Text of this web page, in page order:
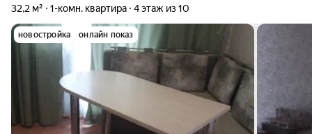
32,2 м² 1-комн. квартира 4 этаж из 10
новостройка онлайн показ